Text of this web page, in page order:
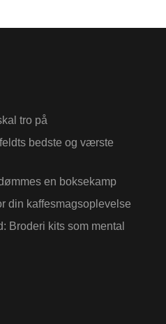
tro på
bedste og værste
en boksekamp
din kaffesmagsoplevelse
Broderi kits som mental